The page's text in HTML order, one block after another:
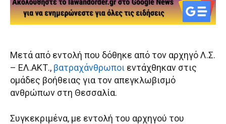
Μετά από εντολή που δόθηκε από τον αρχηγό Λ.Σ.
– ΕΛ.ΑΚΤ., βατραχάνθρωποι εντάχθηκαν στις
ομάδες βοήθειας για τον απεγκλωβισμό
ανθρώπων στη Θεσσαλία.
Συγκεκριμένα, με εντολή του αρχηγού του